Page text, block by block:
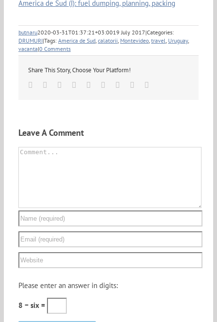
America de Sud (I): fuel dumping, planning, packing
butnaru2020-03-31T01:37:21+03:0019 July 2017|Categories:
DRUMURI|Tags: America de Sud calatorii Montevideo travel Uruguay,
vacanta|0 Comments
Share This Story, Choose Your Platform!
Facebook
TwitterLinkedin
Reddit TumblrGoogle+Pinterest
Leave A Comment
Comment
Please enter an answer in digits:
8 − six =